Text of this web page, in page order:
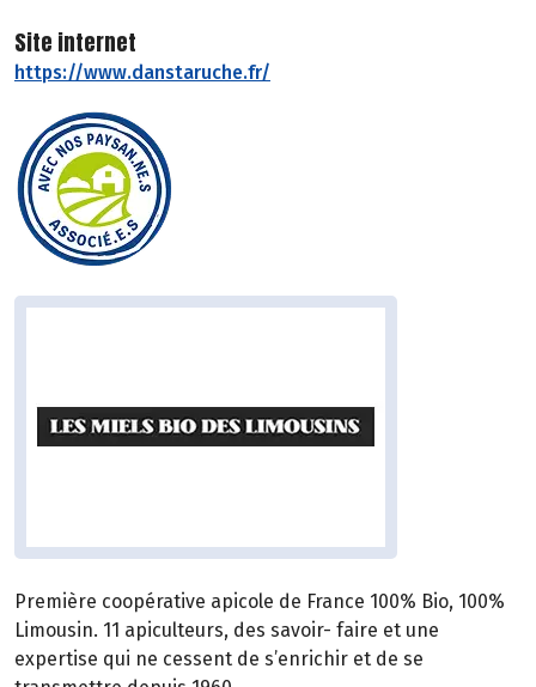
Site internet
https://www.danstaruche.fr/
Première coopérative apicole de France 100% Bio, 100%
Limousin. 11 apiculteurs, des savoir- faire et une
expertise qui ne cessent de s’enrichir et de se